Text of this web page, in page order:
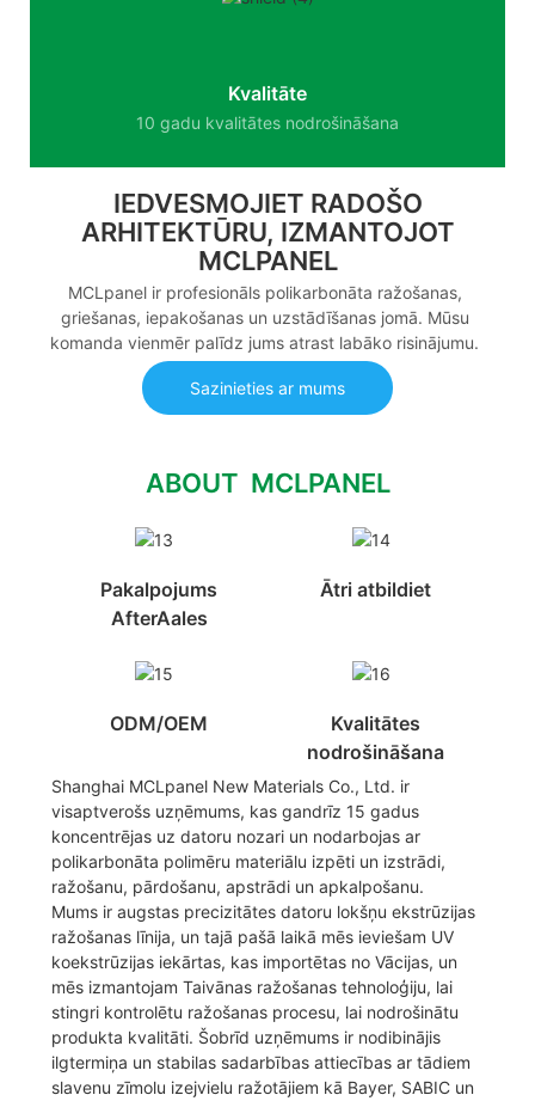
Kvalitāte
10 gadu kvalitātes nodrošināšana
IEDVESMOJIET RADOŠO
ARHITEKTŪRU, IZMANTOJOT
MCLPANEL
MCLpanel ir profesionāls polikarbonāta ražošanas,
griešanas, iepakošanas un uzstādīšanas jomā. Mūsu
komanda vienmēr palīdz jums atrast labāko risinājumu.
Sazinieties ar mums
ABOUT MCLPANEL
Pakalpojums
AfterAales
Ātri atbildiet
ODM/OEM
Kvalitātes
nodrošināšana
Shanghai MCLpanel New Materials Co., Ltd. ir
visaptverošs uzņēmums, kas gandrīz 15 gadus
koncentrējas uz datoru nozari un nodarbojas ar
polikarbonāta polimēru materiālu izpēti un izstrādi,
ražošanu, pārdošanu, apstrādi un apkalpošanu.
Mums ir augstas precizitātes datoru lokšņu ekstrūzijas
ražošanas līnija, un tajā pašā laikā mēs ieviešam UV
koekstrūzijas iekārtas, kas importētas no Vācijas, un
mēs izmantojam Taivānas ražošanas tehnoloģiju, lai
stingri kontrolētu ražošanas procesu, lai nodrošinātu
produkta kvalitāti. Šobrīd uzņēmums ir nodibinājis
ilgtermiņa un stabilas sadarbības attiecības ar tādiem
slavenu zīmolu izejvielu ražotājiem kā Bayer, SABIC un